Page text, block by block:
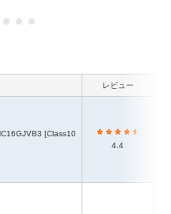
レビュー
4.4